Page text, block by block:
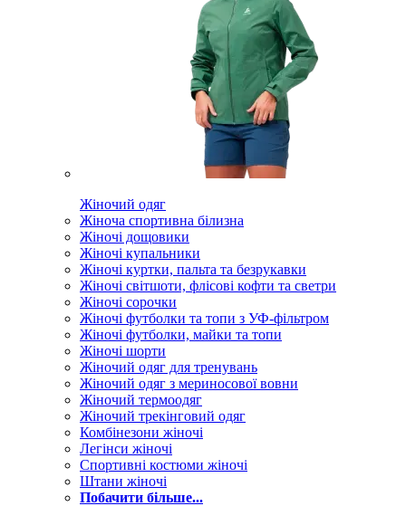
Жіночий одяг
Жіноча спортивна білизна
Жіночі дощовики
Жіночі купальники
Жіночі куртки, пальта та безрукавки
Жіночі світшоти, флісові кофти та светри
Жіночі сорочки
Жіночі футболки та топи з УФ-фільтром
Жіночі футболки, майки та топи
Жіночі шорти
Жіночий одяг для тренувань
Жіночий одяг з мериносової вовни
Жіночий термоодяг
Жіночий трекінговий одяг
Комбінезони жіночі
Легінси жіночі
Спортивні костюми жіночі
Штани жіночі
Побачити більше...